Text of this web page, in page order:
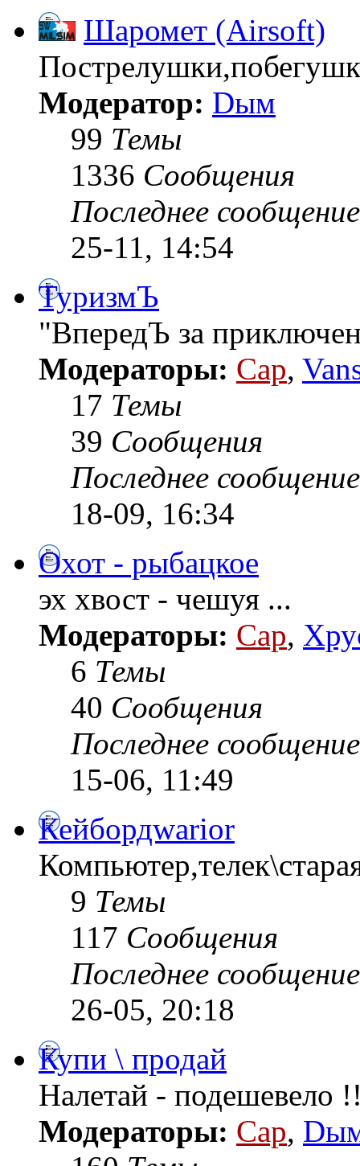
Шаромет (Airsoft)
Модератор: Dым
99 Темы
1336 Сообщения
Последнее сообщение
25-11, 14:54
ТуризмЪ
"ВпередЪ за
Модераторы: Cap,
17 Темы
39 Сообщения
Последнее сообщение
18-09, 16:34
Охот - рыбацкое
эх хвост - чешуя ...
Модераторы: Cap,
6 Темы
40 Сообщения
Последнее сообщение
15-06, 11:49
Кейбордwarior
9 Темы
117 Сообщения
Последнее сообщение
26-05, 20:18
Купи \ продай
Налетай - подешевело
Модераторы: Cap,